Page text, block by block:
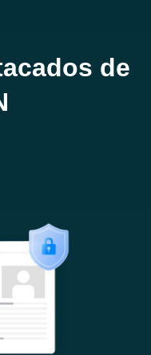
de